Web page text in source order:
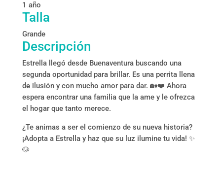
1 año
Talla
Grande
Descripción
Estrella llegó desde Buenaventura buscando una
segunda oportunidad para brillar. Es una perrita llena
de ilusión y con mucho amor para dar. 🏡❤️ Ahora
espera encontrar una familia que la ame y le ofrezca
el hogar que tanto merece.
¿Te animas a ser el comienzo de su nueva historia?
¡Adopta a Estrella y haz que su luz ilumine tu vida! ✨
🐶